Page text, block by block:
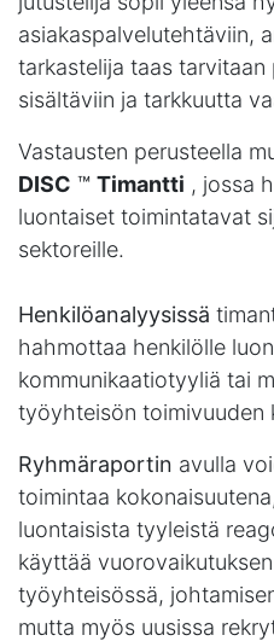
asiakaspalvelutehtäviin,
tarkastelija taas
sisältäviin ja tarkkuutta
Vastausten perusteella
DISC ™ Timantti , jossa
luontaiset toimintatavat
sektoreille.
Henkilöanalyysissä
hahmottaa henkilölle
kommunikaatiotyyliä tai
työyhteisön toimivuuden
Ryhmäraportin avulla
toimintaa
luontaisista tyyleistä
käyttää
työyhteisössä,
mutta myös uusissa